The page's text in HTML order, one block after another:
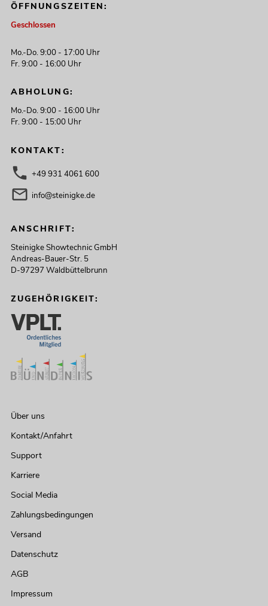
ÖFFNUNGSZEITEN:
Geschlossen
Mo.-Do. 9:00 - 17:00 Uhr
Fr. 9:00 - 16:00 Uhr
ABHOLUNG:
Mo.-Do. 9:00 - 16:00 Uhr
Fr. 9:00 - 15:00 Uhr
KONTAKT:
+49 931 4061 600
info@steinigke.de
ANSCHRIFT:
Steinigke Showtechnic GmbH
Andreas-Bauer-Str. 5
D-97297 Waldbüttelbrunn
ZUGEHÖRIGKEIT:
Über uns
Kontakt/Anfahrt
Support
Karriere
Social Media
Zahlungsbedingungen
Versand
Datenschutz
AGB
Impressum